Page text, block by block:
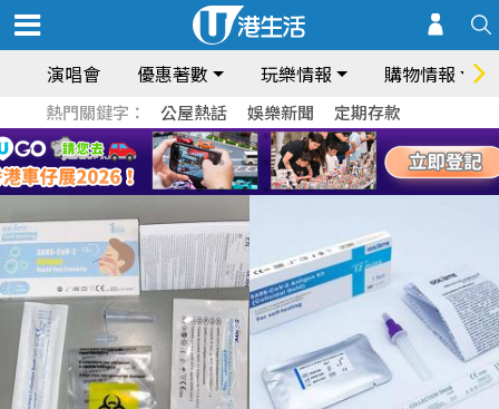
演唱會 優惠著數 玩樂情報 購物情報
熱門關鍵字： 公屋熱話 娛樂新聞 定期存款